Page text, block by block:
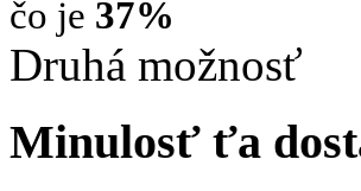
čo je 37%
Druhá možnosť
Minulosť ťa